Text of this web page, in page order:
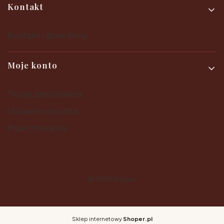
Kontakt
Moje konto
Sklep internetowy Shoper.pl